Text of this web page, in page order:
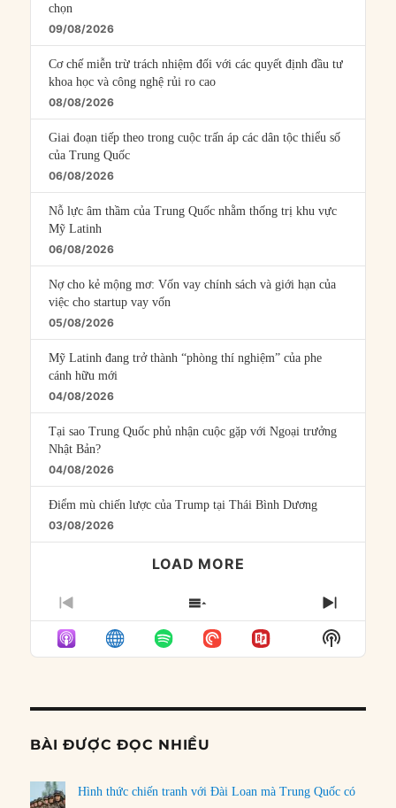
chọn
09/08/2026
Cơ chế miễn trừ trách nhiệm đối với các quyết định đầu tư
khoa học và công nghệ rủi ro cao
08/08/2026
Giai đoạn tiếp theo trong cuộc trấn áp các dân tộc thiểu số
của Trung Quốc
06/08/2026
Nỗ lực âm thầm của Trung Quốc nhằm thống trị khu vực
Mỹ Latinh
06/08/2026
Nợ cho kẻ mộng mơ: Vốn vay chính sách và giới hạn của
việc cho startup vay vốn
05/08/2026
Mỹ Latinh đang trở thành “phòng thí nghiệm” của phe
cánh hữu mới
04/08/2026
Tại sao Trung Quốc phủ nhận cuộc gặp với Ngoại trưởng
Nhật Bản?
04/08/2026
Điểm mù chiến lược của Trump tại Thái Bình Dương
03/08/2026
LOAD MORE
PREVIOUS
EPISODE
SHOW
EPISODES
LIST
NEXT
Show
Podcast
BÀI ĐƯỢC ĐỌC NHIỀU
Hình thức chiến tranh với Đài Loan mà Trung Quốc có